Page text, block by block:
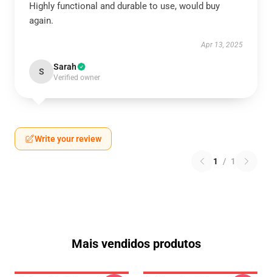
Highly functional and durable to use, would buy
again.
Apr 13, 2025
S Sarah
Verified owner
Write your review
1 / 1
Mais vendidos produtos